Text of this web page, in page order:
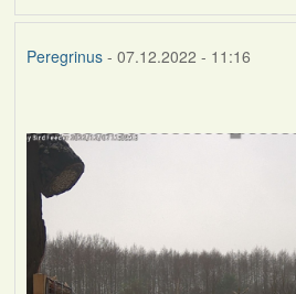
Peregrinus- 07.12.2022 - 11:16